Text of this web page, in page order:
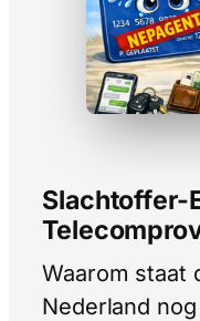
Slachtoffer-
Waarom staat
Nederland